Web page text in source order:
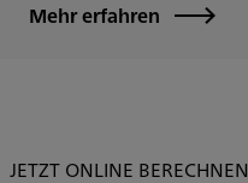
Mehr erfahren
JETZT ONLINE BERECHNEN